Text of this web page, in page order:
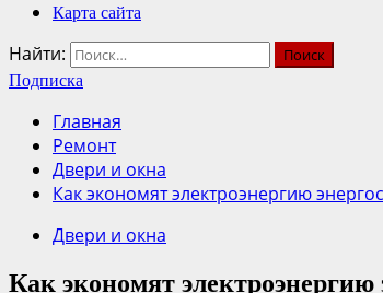
Карта сайта
Найти:
Подписка
Главная
Ремонт
Двери и окна
Как экономят электроэнергию
Двери и окна
Как экономят